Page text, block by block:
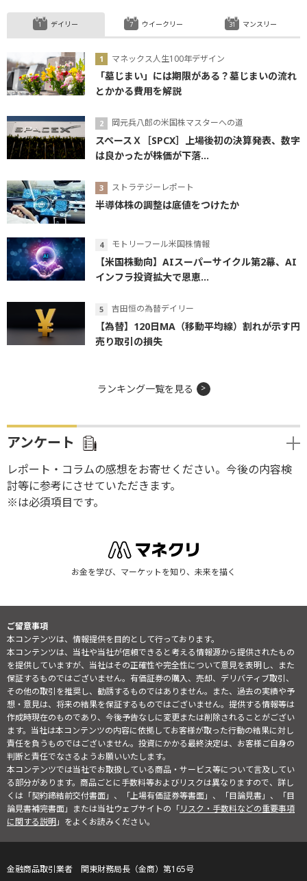
デイリー
マネックス人生100年デザイン
「墓じまい」には期限がある？墓じまいの流れ
とかかる費用を解説
岡元兵八郎の米国株マスターへの道
スペースＸ［SPCX］上場後初の決算発表、数字
は良かったが株価が下落...
ストラテジーレポート
半導体株の調整は底値をつけたか
モトリーフール米国株情報
【米国株動向】AIスーパーサイクル第2幕、AI
インフラ投資拡大で恩恵...
吉田恒の為替デイリー
【為替】120日MA（移動平均線）割れが示す円
売り取引の損失
ウイークリー マンスリー
ランキング一覧を見る
アンケート
レポート・コラムの感想をお寄せください。今後の内容検
討等に参考にさせていただきます。
※は必須項目です。
お金を学び、マーケットを知り、未来を描く
ご留意事項
本コンテンツは、情報提供を目的として行っております。
本コンテンツは、当社や当社が信頼できると考える情報源から提供されたもの
を提供していますが、当社はその正確性や完全性について意見を表明し、また
保証するものではございません。有価証券の購入、売却、デリバティブ取引、
その他の取引を推奨し、勧誘するものではありません。また、過去の実績や予
想・意見は、将来の結果を保証するものではございません。提供する情報等は
作成時現在のものであり、今後予告なしに変更または削除されることがござい
ます。当社は本コンテンツの内容に依拠してお客様が取った行動の結果に対し
責任を負うものではございません。投資にかかる最終決定は、お客様ご自身の
判断と責任でなさるようお願いいたします。
本コンテンツでは当社でお取扱している商品・サービス等について言及してい
る部分があります。商品ごとに手数料等およびリスクは異なりますので、詳し
くは「契約締結前交付書面」、「上場有価証券等書面」、「目論見書」、「目
論見書補完書面」または当社ウェブサイトの「リスク・手数料などの重要事項
に関する説明」をよくお読みください。
金融商品取引業者 関東財務局長（金商）第165号